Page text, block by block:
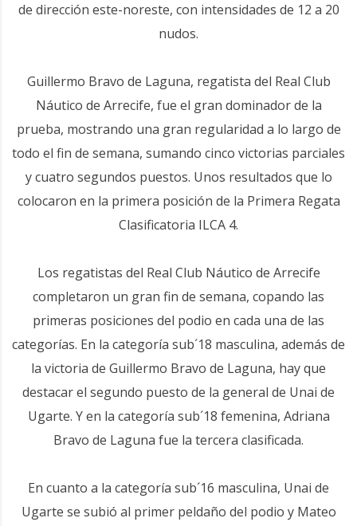
de dirección este-noreste, con intensidades de 12 a 20
nudos.
Guillermo Bravo de Laguna, regatista del Real Club
Náutico de Arrecife, fue el gran dominador de la
prueba, mostrando una gran regularidad a lo largo de
todo el fin de semana, sumando cinco victorias parciales
y cuatro segundos puestos. Unos resultados que lo
colocaron en la primera posición de la Primera Regata
Clasificatoria ILCA 4.
Los regatistas del Real Club Náutico de Arrecife
completaron un gran fin de semana, copando las
primeras posiciones del podio en cada una de las
categorías. En la categoría sub´18 masculina, además de
la victoria de Guillermo Bravo de Laguna, hay que
destacar el segundo puesto de la general de Unai de
Ugarte. Y en la categoría sub´18 femenina, Adriana
Bravo de Laguna fue la tercera clasificada.
En cuanto a la categoría sub´16 masculina, Unai de
Ugarte se subió al primer peldaño del podio y Mateo